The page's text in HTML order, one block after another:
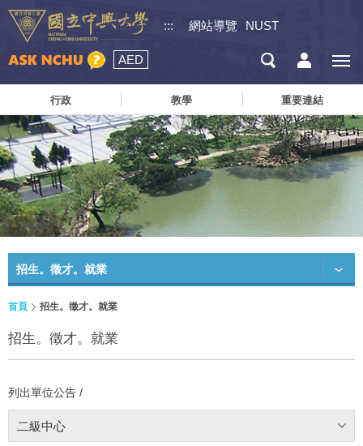
::: 網站導覽 NUST
AED
行政 教學 重要連結
招生。徵才。就業
首頁 招生。徵才。就業
招生。徵才。就業
列出單位公告 /
二級中心